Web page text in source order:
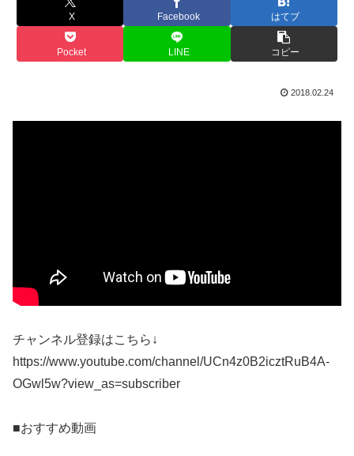
X Facebook はてブ
Pocket LINE コピー
2018.02.24
チャンネル登録はこちら↓
https://www.youtube.com/channel/UCn4z0B2icztRuB4A-
OGwl5w?view_as=subscriber
■おすすめ動画